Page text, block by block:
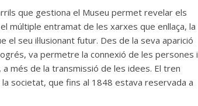
que gestiona el Museu permet revelar els
múltiple entramat de les xarxes que enllaça, la
seu il·lusionant futur. Des de la seva aparició
va permetre la connexió de les persones i
més de la transmissió de les idees. El tren
societat, que fins al 1848 estava reservada a